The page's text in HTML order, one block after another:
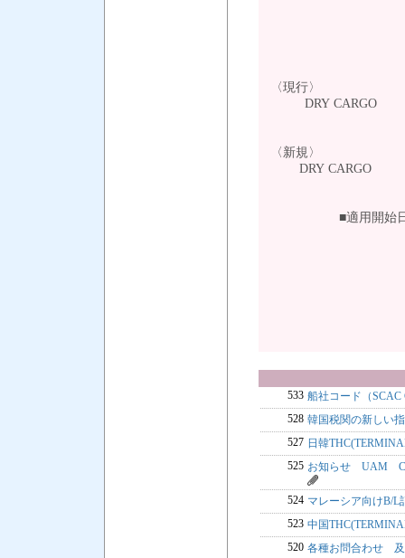
〈現行〉
DRY CARGO
〈新規〉
DRY CARGO
■適用開始日 ：
533 船社コード（
528 韓国税関の新しい
527 日韓
525 お知らせ UAM
524 マレーシア向けB/L
523 中国
520 各種お問合わせ